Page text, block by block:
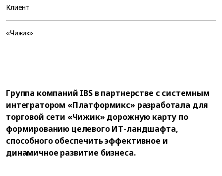
Клиент
«Чижик»
Группа компаний IBS в партнерстве с системным
интегратором «Платформикс» разработала для
торговой сети «Чижик» дорожную карту по
формированию целевого ИТ-ландшафта,
способного обеспечить эффективное и
динамичное развитие бизнеса.